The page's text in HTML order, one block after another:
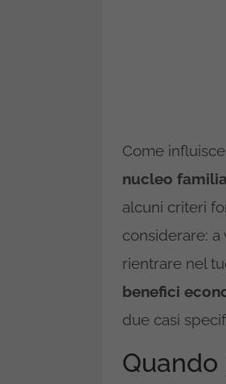
Come
nucleo
alcuni criteri
considerare: a
rientrare nel
benefici
due casi